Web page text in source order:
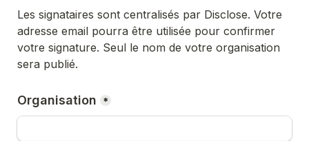
Les signataires sont centralisés par Disclose. Votre
adresse email pourra être utilisée pour confirmer
votre signature. Seul le nom de votre organisation
sera publié.
Organisation *